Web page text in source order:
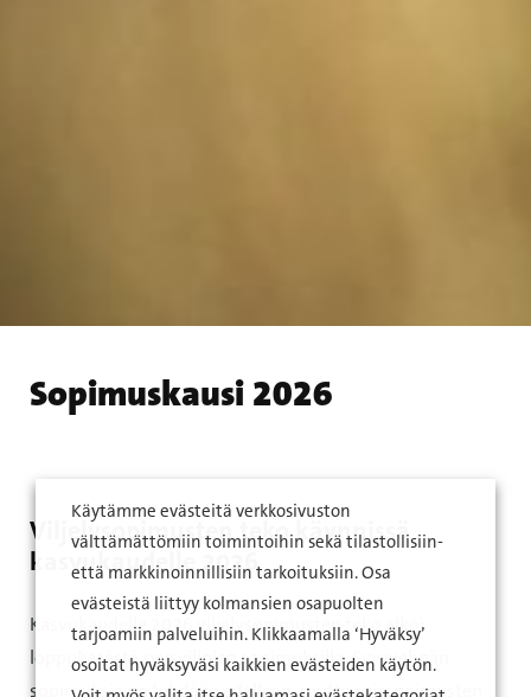
Sopimuskausi 2026
Viljelysopimusten teko käynnissä
kasvukaudelle 2026
Kasvukaudelle 2026 viljelysopimusten teko alkoi
loppukesästä syysviljojen sopimuksilla. Syysvehnän
sopimuksia on tehdään edelleen, mutta ruissopimusten
Käytämme evästeitä verkkosivuston
välttämättömiin toimintoihin sekä tilastollisiin-
että markkinoinnillisiin tarkoituksiin. Osa
evästeistä liittyy kolmansien osapuolten
tarjoamiin palveluihin. Klikkaamalla ‘Hyväksy’
osoitat hyväksyväsi kaikkien evästeiden käytön.